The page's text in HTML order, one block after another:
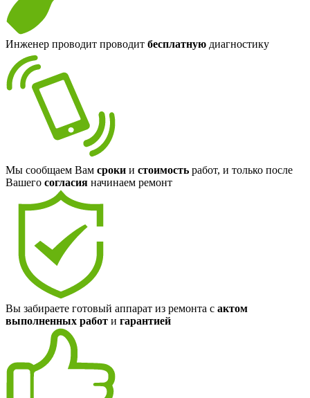
Инженер проводит проводит бесплатную диагностику
Мы сообщаем Вам сроки и стоимость работ, и только после
Вашего согласия начинаем ремонт
Вы забираете готовый аппарат из ремонта с актом
выполненных работ и гарантией